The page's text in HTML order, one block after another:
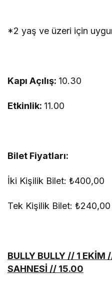
*2 yaş ve üzeri için
Kapı Açılış: 10.30
Etkinlik: 11.00
Bilet Fiyatları:
İki Kişilik Bilet: ₺400,00
Tek Kişilik Bilet: ₺240,00
BULLY BULLY // 1 EKİM
SAHNESİ // 15.00